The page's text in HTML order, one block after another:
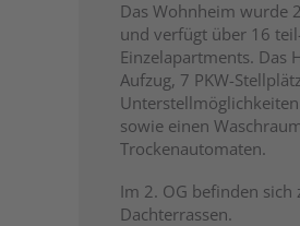
Das Wohnheim wurde
und verfügt über 16
Einzelapartments. Das
Aufzug, 7 PKW-
sowie einen
Trockenautomaten.
Im 2. OG befinden sich
Dachterrassen.